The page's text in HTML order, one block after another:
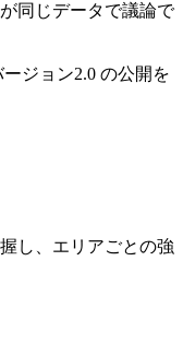
同じデータで議論で
ジョン2.0 の公開を
し、エリアごとの強